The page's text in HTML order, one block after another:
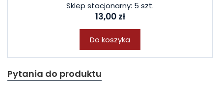
Sklep stacjonarny: 5 szt.
13,00 zł
Do koszyka
Pytania do produktu